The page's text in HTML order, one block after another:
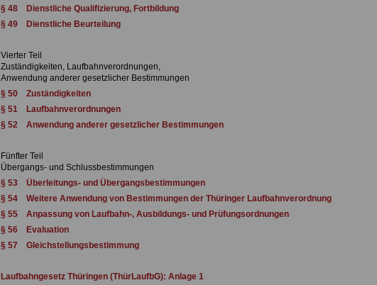
§ 48 Dienstliche Qualifizierung, Fortbildung
§ 49 Dienstliche Beurteilung
Vierter Teil
Zuständigkeiten, Laufbahnverordnungen,
Anwendung anderer gesetzlicher Bestimmungen
§ 50 Zuständigkeiten
§ 51 Laufbahnverordnungen
§ 52 Anwendung anderer gesetzlicher Bestimmungen
Fünfter Teil
Übergangs- und Schlussbestimmungen
§ 53 Überleitungs- und Übergangsbestimmungen
§ 54 Weitere Anwendung von Bestimmungen der Thüringer Laufbahnverordnung
§ 55 Anpassung von Laufbahn-, Ausbildungs- und Prüfungsordnungen
§ 56 Evaluation
§ 57 Gleichstellungsbestimmung
Laufbahngesetz Thüringen (ThürLaufbG): Anlage 1